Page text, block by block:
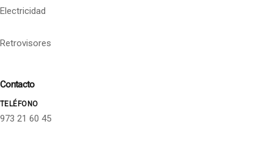
Electricidad
Retrovisores
Contacto
TELÉFONO
973 21 60 45